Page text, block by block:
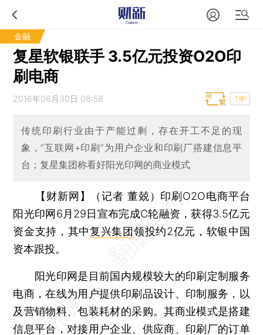
金融
复星软银联手 3.5亿元投资O2O印
刷电商
2016年06月30日 08:58 T中
传统印刷行业由于产能过剩，存在开工不足的现
象，“互联网+印刷”为用户企业和印刷厂搭建信息平
台；复星集团称看好阳光印网的商业模式
【财新网】（记者 董兢） 印刷O2O电商平台
阳光印网6月29日宣布完成C轮融资，获得3.5亿元
资金支持，其中复兴集团领投约2亿元，软银中国
资本跟投。
阳光印网是目前国内规模较大的印刷定制服务
电商，在线为用户提供印刷品设计、印制服务，以
及营销物料、包装耗材的采购。其商业模式是搭建
信息平台，对接用户企业、供应商、印刷厂的订单